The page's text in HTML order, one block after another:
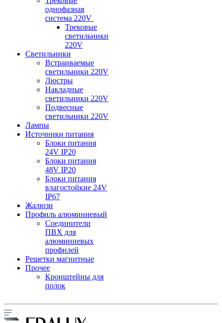
однофазная
система 220V
Трековые
светильники
220V
Светильники
Встраиваемые
светильники 220V
Люстры
Накладные
светильники 220V
Подвесные
светильники 220V
Лампы
Источники питания
Блоки питания
24V IP20
Блоки питания
48V IP20
Блоки питания
влагостойкие 24V
IP67
Жалюзи
Профиль алюминиевый
Соединители
ПВХ для
алюминиевых
профилей
Решетки магнитные
Прочее
Кронштейны для
полок